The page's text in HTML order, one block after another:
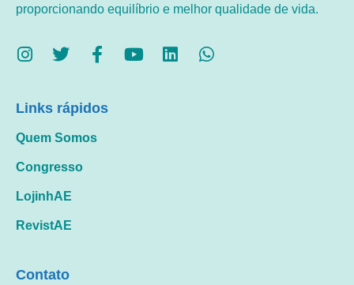
proporcionando equilíbrio e melhor qualidade de vida.
Links rápidos
Quem Somos
Congresso
LojinhAE
RevistAE
Contato